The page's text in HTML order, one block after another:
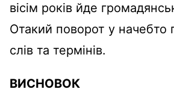
вісім років йде
Отакий поворот у начебто
слів та термінів.
ВИСНОВОК